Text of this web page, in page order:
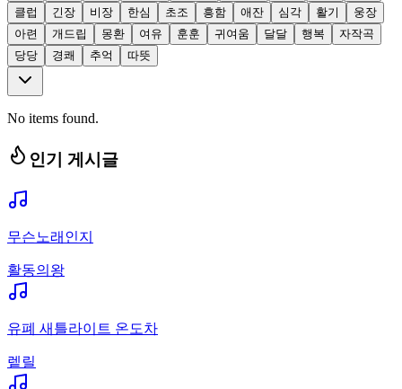
클럽
긴장 비장 한심 초조 흥함 애잔 심각 활기
웅장
아련
개드립 몽환 여유 훈훈 귀여움 달달 행복
자작곡
당당
경쾌 추억 따뜻
No items found.
인기 게시글
무슨노래인지
활동의왕
유폐 새틀라이트 온도차
렡릴